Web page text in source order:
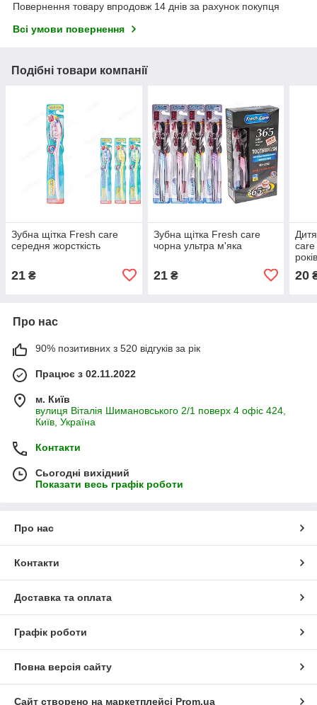
Повернення товару впродовж 14 днів за рахунок покупця
Всі умови повернення
Подібні товари компанії
Зубна щітка Fresh care
середня жорсткість
21 ₴
Зубна щітка Fresh care
чорна ультра м'яка
21₴ 20
Про нас
90% позитивних з 520 відгуків за рік
Працює з 02.11.2022
м. Київ
вулиця Віталія Шимановського 2/1 поверх 4 офіс 424,
Київ, Україна
Контакти
Сьогодні вихідний
Показати весь графік роботи
Про нас
Контакти
Доставка та оплата
Графік роботи
Повна версія сайту
Сайт створено на маркетплейсі Prom.ua